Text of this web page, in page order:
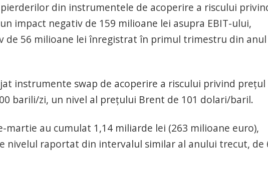
din instrumentele de acoperire a riscului
impact negativ de 159 milioane lei asupra EBIT-ului,
de 56 milioane lei înregistrat în primul trimestru din anul
instrumente swap de acoperire a riscului privind preţul
barili/zi, un nivel al preţului Brent de 101 dolari/baril.
au cumulat 1,14 miliarde lei (263 milioane euro),
nivelul raportat din intervalul similar al anului trecut, de